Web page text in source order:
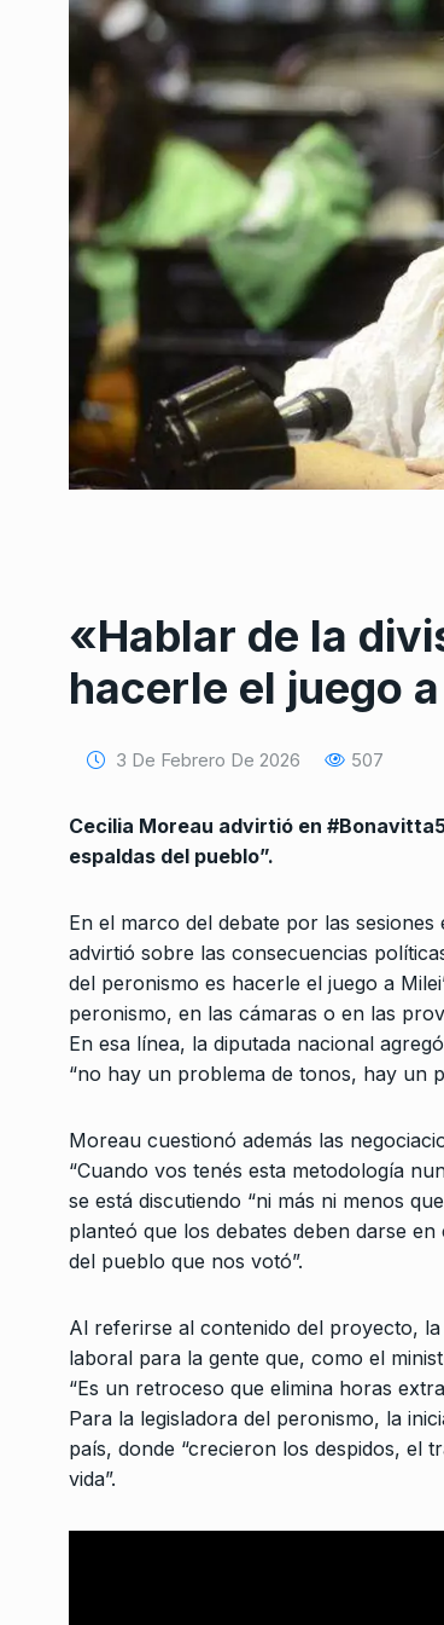
«Hablar de la
hacerle el juego
3 De Febrero De 2026 507
Cecilia Moreau advirtió en
espaldas del pueblo”.
En el marco del debate por las
advirtió sobre las consecuencias
del peronismo es hacerle el juego a
peronismo, en las cámaras o en las
En esa línea, la diputada nacional
“no hay un problema de tonos, hay un
Moreau cuestionó además las
“Cuando vos tenés esta metodología
se está discutiendo “ni más ni menos
planteó que los debates deben darse
del pueblo que nos votó”.
Al referirse al contenido del proyecto,
laboral para la gente que, como el
“Es un retroceso que elimina horas
Para la legisladora del peronismo, la
país, donde “crecieron los despidos, el
vida”.
1
Fernando
2
Castelli: «Si
días que
ALERTA! 31
«Cuando le
NOTICIAS 2
4
Daniel
5
Grana:
las
economía,…
ALERTA! 8